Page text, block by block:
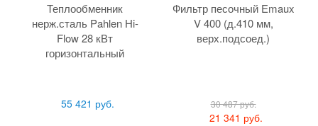
Теплообменник
нерж.сталь Pahlen Hi-
Flow 28 кВт
горизонтальный
55 421 руб.
Фильтр песочный Emaux
V 400 (д.410 мм,
верх.подсоед.)
30 487 руб.
21 341 руб.